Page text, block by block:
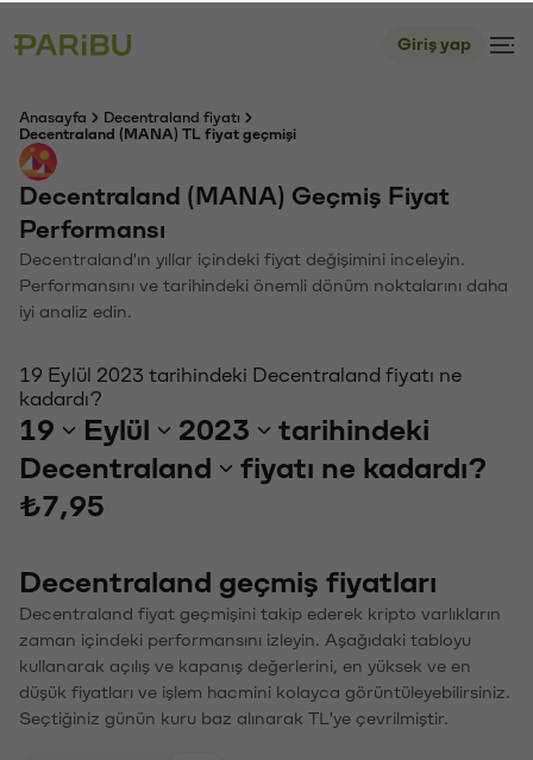
Giriş yap
Anasayfa
Decentraland fiyatı
Decentraland (MANA) TL fiyat geçmişi
Decentraland (MANA) Geçmiş Fiyat
Performansı
Decentraland'ın yıllar içindeki fiyat değişimini inceleyin.
Performansını ve tarihindeki önemli dönüm noktalarını daha
iyi analiz edin.
19 Eylül 2023 tarihindeki Decentraland fiyatı ne
kadardı?
19 Eylül 2023
tarihindeki
Decentraland
fiyatı ne kadardı?
₺7,95
Decentraland geçmiş fiyatları
Decentraland fiyat geçmişini takip ederek kripto varlıkların
zaman içindeki performansını izleyin. Aşağıdaki tabloyu
kullanarak açılış ve kapanış değerlerini, en yüksek ve en
düşük fiyatları ve işlem hacmini kolayca görüntüleyebilirsiniz.
Seçtiğiniz günün kuru baz alınarak TL'ye çevrilmiştir.